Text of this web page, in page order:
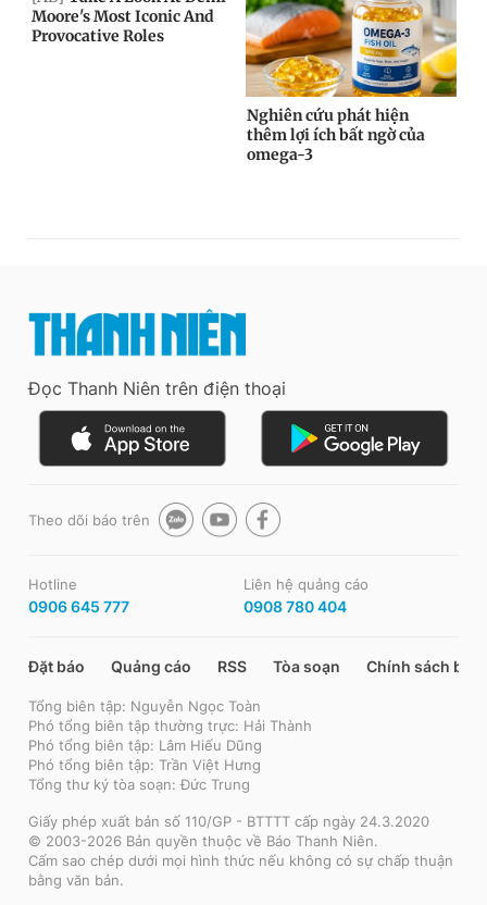
Đọc Thanh Niên trên điện thoại
Theo dõi báo trên
Hotline
0906 645 777
Liên hệ quảng cáo
0908 780 404
Đặt báo Quảng cáo RSS Tòa soạn Chính sách bảo
Tổng biên tập: Nguyễn Ngọc Toàn
Phó tổng biên tập thường trực: Hải Thành
Phó tổng biên tập: Lâm Hiếu Dũng
Phó tổng biên tập: Trần Việt Hưng
Tổng thư ký tòa soạn: Đức Trung
Giấy phép xuất bản số 110/GP - BTTTT cấp ngày 24.3.2020
© 2003-2026 Bản quyền thuộc về Báo Thanh Niên.
Cấm sao chép dưới mọi hình thức nếu không có sự chấp thuận
bằng văn bản.